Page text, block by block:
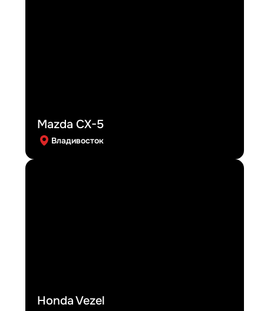
Mazda CX-5
Владивосток
Honda Vezel